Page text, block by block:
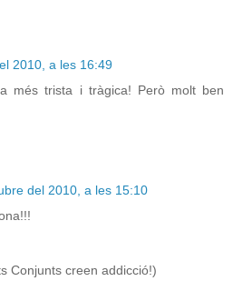
2010, a les 16:49
més trista i tràgica! Però molt ben
del 2010, a les 15:10
Conjunts creen addicció!)